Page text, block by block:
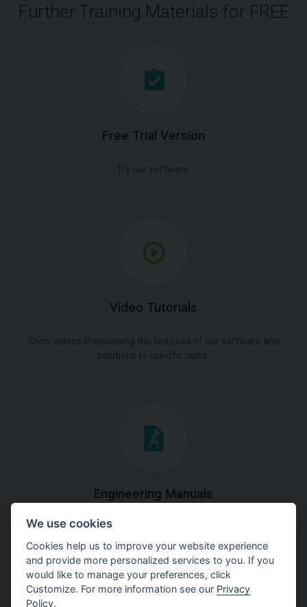
Further Training Materials for FREE
Free Trial Version
Video Tutorials
Engineering Manuals
Step by steps guides on how
to solve a specific tasks.
We use cookies
Cookies help us to improve your website experience
and provide more personalized services to you. If you
would like to manage your preferences, click
Customize. For more information see our Privacy
Policy.